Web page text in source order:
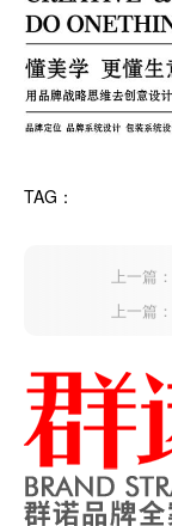
TAG：
上一篇：
上一篇：